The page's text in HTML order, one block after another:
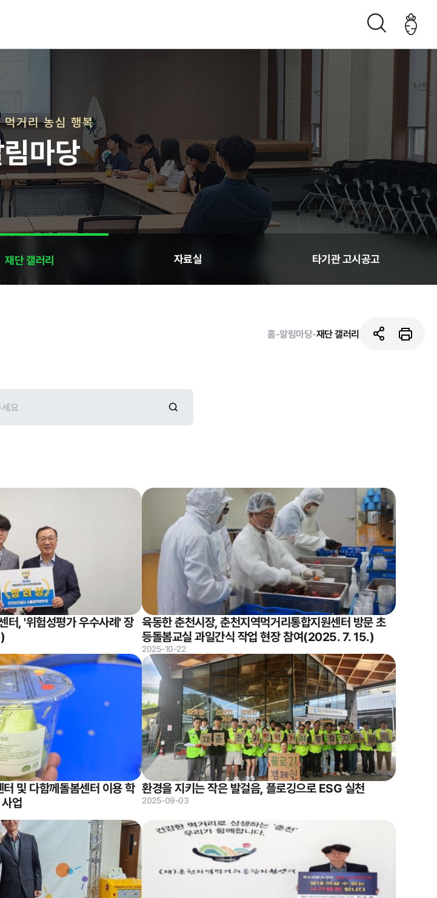
오시는 길
직매장 사업 생산관리
윤리경영 인권경영
먹거리 농심 행복
마당
재단 갤러리 자료실 타기관 고시공고
홈-알림마당-재단 갤러리
터, '위험성평가 우수사례' 장 육동한 춘천시장, 춘천지역먹거리통합지원센터 방문 초
등돌봄교실 과일간식 작업 현장 참여(2025. 7. 15.)
2025-10-22
및 다함께돌봄센터 이용 학
업
환경을 지키는 작은 발걸음, 플로깅으로 ESG 실천
2025-09-03